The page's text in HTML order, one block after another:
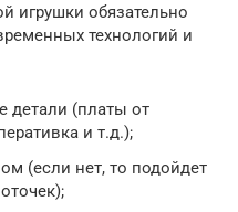
игрушки обязательно
технологий и
детали (платы от
и т.д.);
(если нет, то подойдет